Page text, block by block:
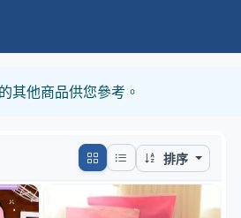
其他商品供您參考。
排序